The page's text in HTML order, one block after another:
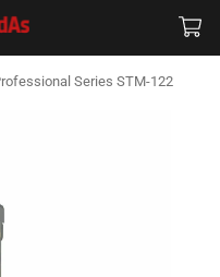
Series STM-122